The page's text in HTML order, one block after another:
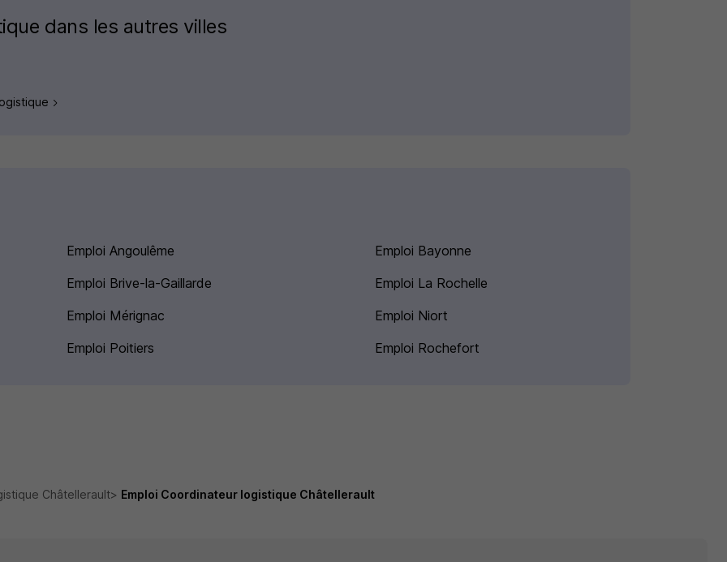
dans les autres villes
Emploi Angoulême
Emploi Bayonne
Emploi Brive-la-Gaillarde
Emploi La Rochelle
Emploi Mérignac
Emploi Niort
Emploi Poitiers Emploi Rochefort
Châtellerault Emploi Coordinateur logistique Châtellerault